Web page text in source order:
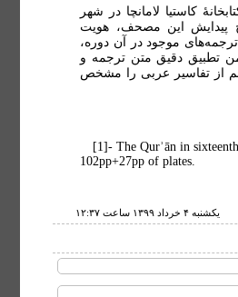
علاوه بر انتشار متن نسخۀ قرآن اسپانیولی به شمارۀ 235 کتابخانۀ کاستیا لامانچا در شهر
پیدایش این مصحف، هویت
موجود در آن دوره،
تطبیق دقیق متن ترجمه و
از تفاسیر عربی را مشخص
[1]- The Qurʾān in
102pp+27pp of plates.
يكشنبه ۴ خرداد ۱۳۹۹ ساعت ۱۲:۳۷